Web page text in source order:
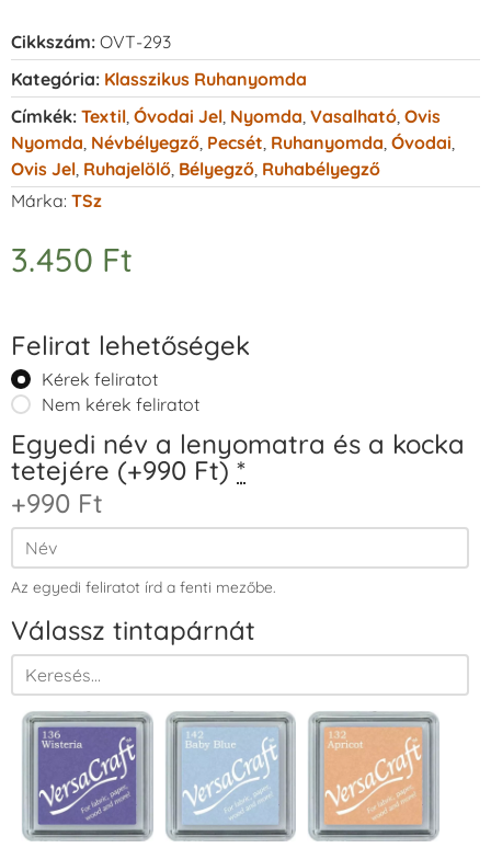
Cikkszám: OVT-293
Kategória: Klasszikus Ruhanyomda
Címkék: Textil Óvodai Jel Nyomda Vasalható Ovis
Nyomda Névbélyegző Pecsét Ruhanyomda Óvodai
Ovis Jel Ruhajelölő Bélyegző Ruhabélyegző
Márka: TSz
3.450 Ft
Felirat lehetőségek
Kérek feliratot
Nem kérek feliratot
Egyedi név a lenyomatra és a kocka
tetejére (+990 Ft) *
+990 Ft
Az egyedi feliratot írd a fenti mezőbe.
Válassz tintapárnát